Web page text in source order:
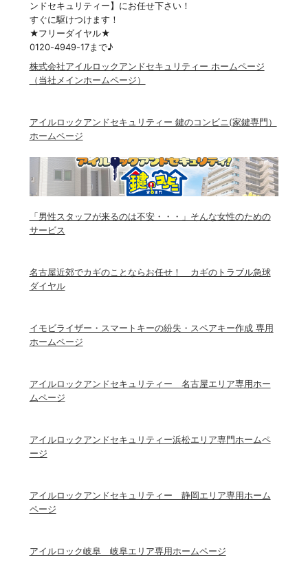
ンドセキュリティー】にお任せ下さい！
すぐに駆けつけます！
★フリーダイヤル★
0120-4949-17まで♪
株式会社アイルロックアンドセキュリティー ホームページ
（当社メインホームページ）
アイルロックアンドセキュリティー 鍵のコンビニ(家鍵専門）
ホームページ
「男性スタッフが来るのは不安・・・」そんな女性のための
サービス
名古屋近郊でカギのことならお任せ！ カギのトラブル急球
ダイヤル
イモビライザー・スマートキーの紛失・スペアキー作成 専用
ホームページ
アイルロックアンドセキュリティー 名古屋エリア専用ホー
ムページ
アイルロックアンドセキュリティー浜松エリア専門ホームペ
ージ
アイルロックアンドセキュリティー 静岡エリア専用ホーム
ページ
アイルロック岐阜 岐阜エリア専用ホームページ